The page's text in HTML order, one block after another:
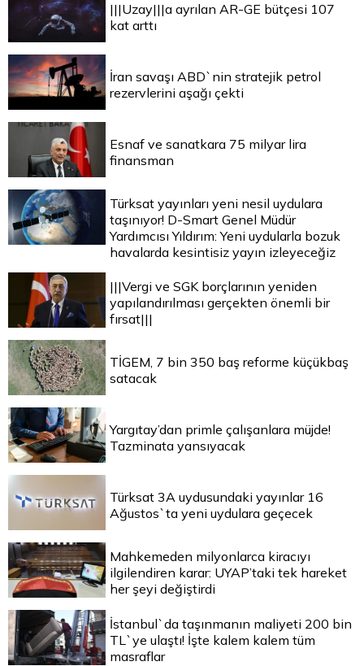
|||Uzay|||a ayrılan AR-GE bütçesi 107
kat arttı
İran savaşı ABD`nin stratejik petrol
rezervlerini aşağı çekti
Esnaf ve sanatkara 75 milyar lira
finansman
Türksat yayınları yeni nesil uydulara
taşınıyor! D-Smart Genel Müdür
Yardımcısı Yıldırım: Yeni uydularla bozuk
havalarda kesintisiz yayın izleyeceğiz
|||Vergi ve SGK borçlarının yeniden
yapılandırılması gerçekten önemli bir
fırsat|||
TİGEM, 7 bin 350 baş reforme küçükbaş
satacak
Yargıtay’dan primle çalışanlara müjde!
Tazminata yansıyacak
Türksat 3A uydusundaki yayınlar 16
Ağustos`ta yeni uydulara geçecek
Mahkemeden milyonlarca kiracıyı
ilgilendiren karar: UYAP’taki tek hareket
her şeyi değiştirdi
İstanbul`da taşınmanın maliyeti 200 bin
TL`ye ulaştı! İşte kalem kalem tüm
masraflar